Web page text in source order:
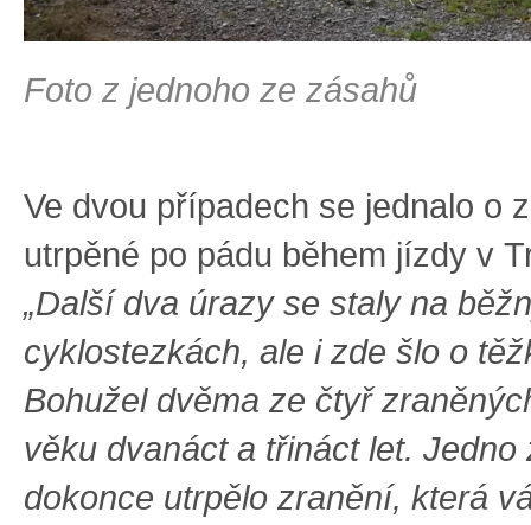
Foto z jednoho ze zásahů
Ve dvou případech se jednalo o
utrpěné po pádu během jízdy v
„Další dva úrazy se staly na
cyklostezkách, ale i zde šlo o
Bohužel dvěma ze čtyř
věku dvanáct a třináct let. Jedno
dokonce utrpělo zranění, která